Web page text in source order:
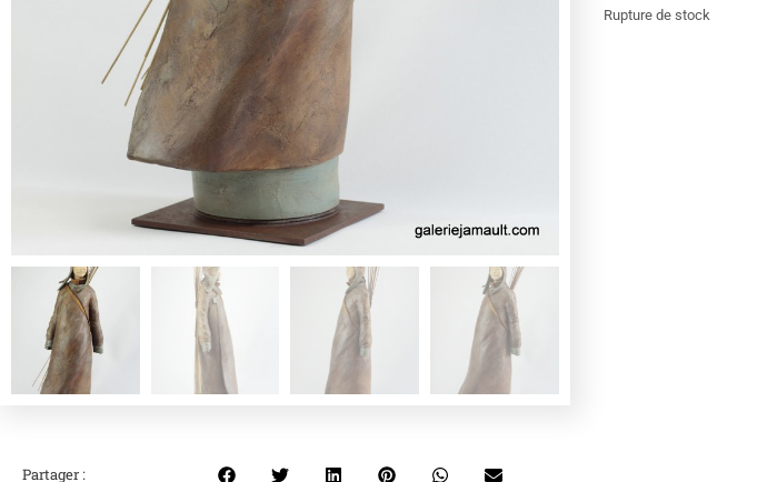
Rupture de stock
Partager :